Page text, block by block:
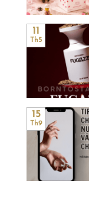
11
Th5
15
Th9